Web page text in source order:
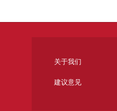
关于我们
建议意见